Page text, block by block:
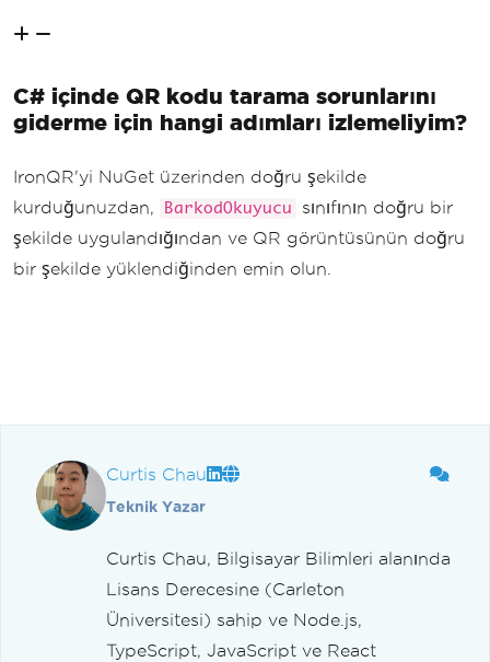
C# içinde QR kodu tarama sorunlarını
giderme için hangi adımları izlemeliyim?
IronQR'yi NuGet üzerinden doğru şekilde
kurduğunuzdan,
BarkodOkuyucu
sınıfının doğru bir
şekilde uygulandığından ve QR görüntüsünün doğru
bir şekilde yüklendiğinden emin olun.
Curtis Chau
Teknik Yazar
Curtis Chau, Bilgisayar Bilimleri alanında
Lisans Derecesine (Carleton
Üniversitesi) sahip ve Node.js,
TypeScript, JavaScript ve React